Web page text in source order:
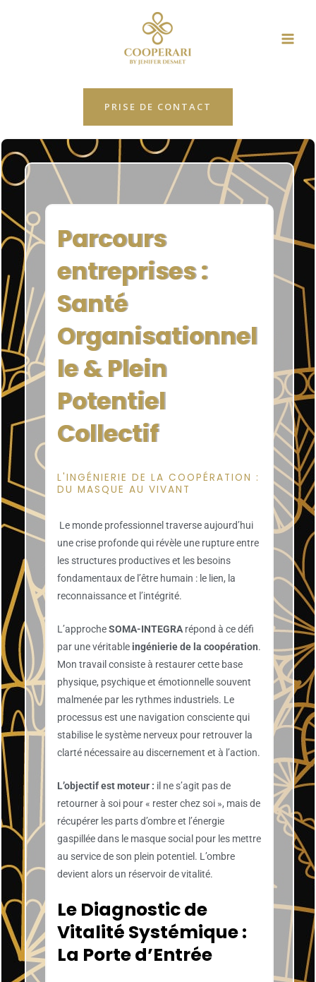
PRISE DE CONTACT
Parcours
entreprises :
Santé
Organisationnel
le & Plein
Potentiel
Collectif
L'INGÉNIERIE DE LA COOPÉRATION :
DU MASQUE AU VIVANT
Le monde professionnel traverse aujourd’hui
une crise profonde qui révèle une rupture entre
les structures productives et les besoins
fondamentaux de l’être humain : le lien, la
reconnaissance et l’intégrité.
L’approcheSOMA-INTEGRA répond à ce défi
par une véritable ingénierie de la coopération.
Mon travail consiste à restaurer cette base
physique, psychique et émotionnelle souvent
malmenée par les rythmes industriels. Le
processus est une navigation consciente qui
stabilise le système nerveux pour retrouver la
clarté nécessaire au discernement et à l’action.
L’objectif est moteur : il ne s’agit pas de
retourner à soi pour « rester chez soi », mais de
récupérer les parts d’ombre et l’énergie
gaspillée dans le masque social pour les mettre
au service de son plein potentiel. L’ombre
devient alors un réservoir de vitalité.
Le Diagnostic de
Vitalité Systémique :
La Porte d’Entrée